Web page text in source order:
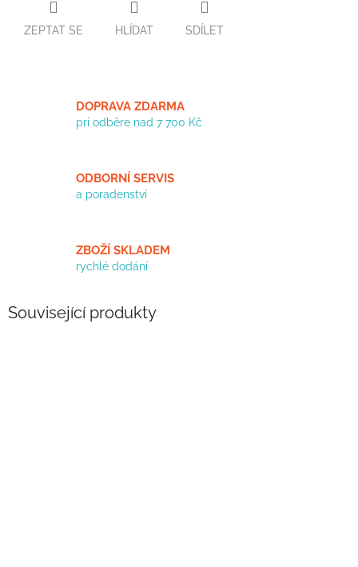
ZEPTAT SE HLÍDAT SDÍLET
DOPRAVA ZDARMA
pri odběre nad 7 700 Kč
ODBORNÍ SERVIS
a poradenství
ZBOŽÍ SKLADEM
rychlé dodání
Související produkty